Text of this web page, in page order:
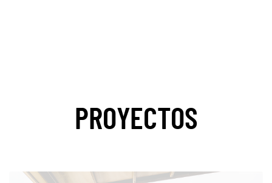
PROYECTOS